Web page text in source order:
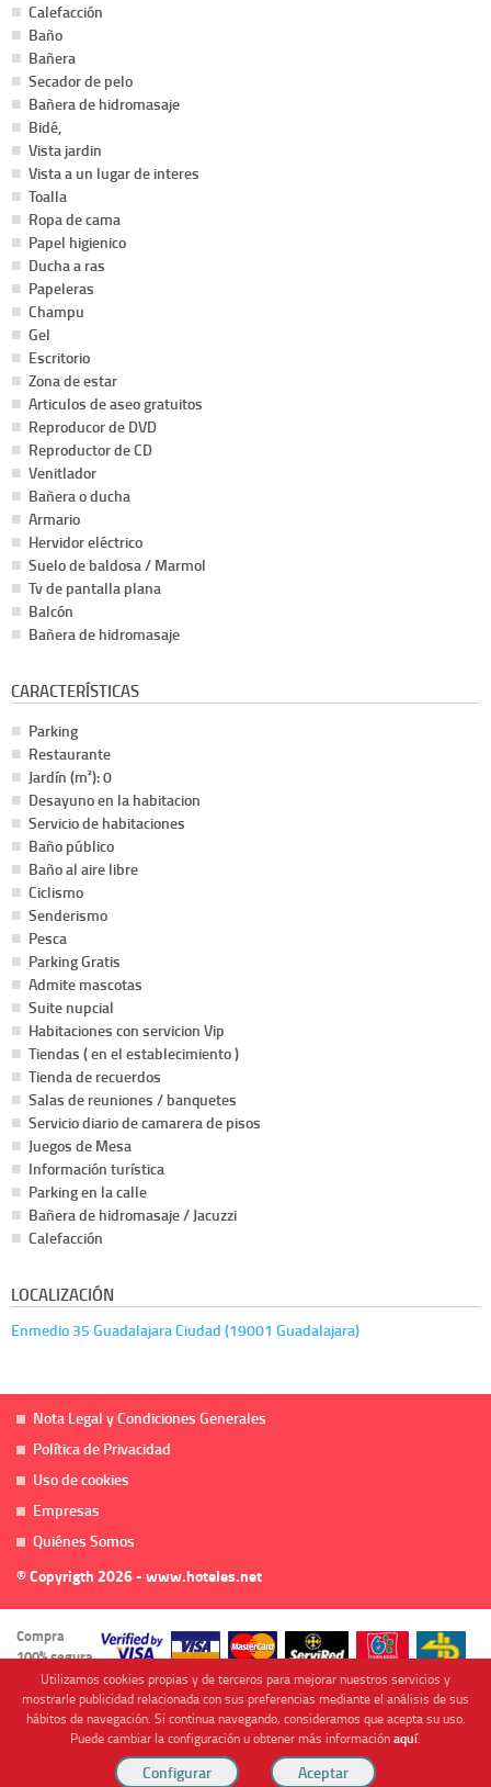
Calefacción
Baño
Bañera
Secador de pelo
Bañera de hidromasaje
Bidé,
Vista jardin
Vista a un lugar de interes
Toalla
Ropa de cama
Papel higienico
Ducha a ras
Papeleras
Champu
Gel
Escritorio
Zona de estar
Articulos de aseo gratuitos
Reproducor de DVD
Reproductor de CD
Venitlador
Bañera o ducha
Armario
Hervidor eléctrico
Suelo de baldosa / Marmol
Tv de pantalla plana
Balcón
Bañera de hidromasaje
CARACTERÍSTICAS
Parking
Restaurante
Jardín (m²): 0
Desayuno en la habitacion
Servicio de habitaciones
Baño público
Baño al aire libre
Ciclismo
Senderismo
Pesca
Parking Gratis
Admite mascotas
Suite nupcial
Habitaciones con servicion Vip
Tiendas ( en el establecimiento )
Tienda de recuerdos
Salas de reuniones / banquetes
Servicio diario de camarera de pisos
Juegos de Mesa
Información turística
Parking en la calle
Bañera de hidromasaje / Jacuzzi
Calefacción
LOCALIZACIÓN
Enmedio 35 Guadalajara Ciudad (19001 Guadalajara)
Nota Legal y Condiciones Generales
Política de Privacidad
Uso de cookies
Empresas
Quiénes Somos
© Copyrigth 2026 - www.hoteles.net
Compra
100% segura
Cofinanciado por
Utilizamos cookies propias y de terceros para mejorar nuestros servicios y
mostrarle publicidad relacionada con sus preferencias mediante el análisis de sus
hábitos de navegación. Si continua navegando, consideramos que acepta su uso.
Puede cambiar la configuración u obtener más informaciónaquí.